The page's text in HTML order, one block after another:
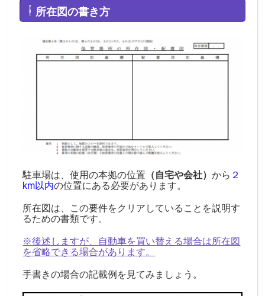
所在図の書き方
駐車場は、使用の本拠の位置 （自宅や会社）から ２
km以内の位置にある必要があります。
所在図は、この要件をクリアしていることを説明す
るための書類です。
※後述しますが、自動車を買い替える場合は所在図
を省略できる場合があります。
手書きの場合の記載例を見てみましょう。